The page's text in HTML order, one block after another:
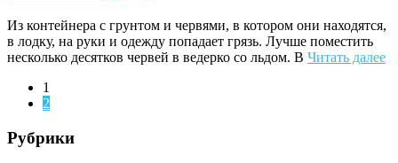
Из контейнера с грунтом и червями, в котором они на­ходятся,
в лодку, на руки и одежду попадает грязь. Лучше поместить
несколько десятков червей в ведерко со льдом. В Читать далее
1
2
Рубрики